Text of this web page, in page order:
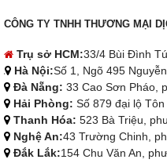
CÔNG TY TNHH THƯƠNG MẠI
Trụ sở HCM:33/4 Bùi Đình
Hà Nội:Số 1, Ngõ 495
Đà Nẵng: 33 Cao Sơn Pháo,
Hải Phòng: Số 879 đại lộ
Thanh Hóa: 523 Bà Triệu,
Nghệ An:43 Trường Chinh,
Đắk Lắk:154 Chu Văn An,